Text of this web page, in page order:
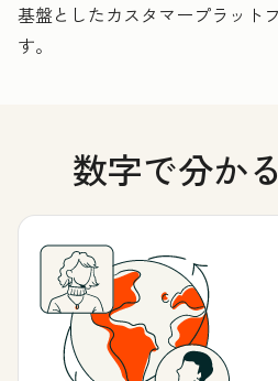
基盤としたカスタマープラット
す。
数字で分か